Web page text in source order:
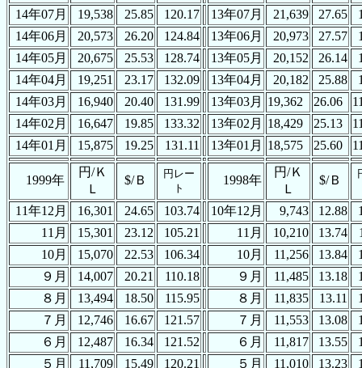
14年07月
19,538 25.85 120.17 13年07月 21,639 27.65
14年06月
20,573 26.20 124.84 13年06月 20,973 27.57
14年05月
20,675 25.53 128.74 13年05月 20,152 26.14
14年04月
19,251 23.17 132.09 13年04月 20,182 25.88
14年03月
16,940 20.40 131.99 13年03月 19,362 26.06
14年02月
16,647 19.85 133.32 13年02月 18,429 25.13
14年01月
15,875 19.25 131.11 13年01月 18,575 25.60
1999年
円/Ｋ
Ｌ
$/Ｂ
円レー
ト
1998年
円/Ｋ
Ｌ
$/Ｂ
11年12月 16,301 24.65 103.74 10年12月 9,743 12.88
11月
15,301 23.12 105.21 11月 10,210 13.74
10月
15,070 22.53 106.34 10月 11,256 13.84
９月
14,007 20.21 110.18 ９月 11,485 13.18
８月
13,494 18.50 115.95 ８月 11,835 13.11
７月
12,746 16.67 121.57 ７月 11,553 13.08
６月
12,487 16.34 121.52 ６月 11,817 13.55
５月
11,709 15.49 120.21 ５月 11,010 13.23